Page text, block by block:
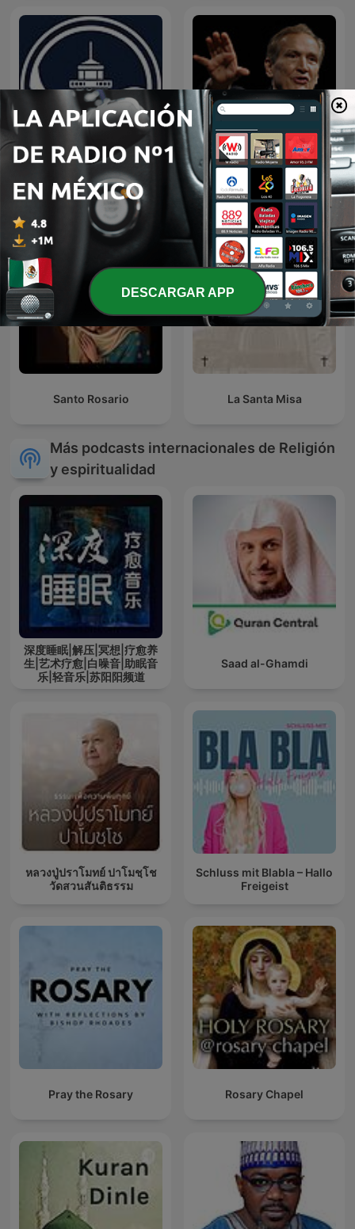
Predicaciones Cristianas
EL AMOR QUE VALE on
Oneplace.com
Santo Rosario La Santa Misa
Más podcasts internacionales de Religión
y espiritualidad
深度睡眠|解压|冥想|疗愈养
生|艺术疗愈|白噪音|助眠音
乐|轻音乐|苏阳阳频道
Saad al-Ghamdi
หลวงปู่ปราโมทย์ ปาโมชฺโช
วัดสวนสันติธรรม
Schluss mit Blabla – Hallo
Freigeist
Pray the Rosary Rosary Chapel
DESCARGAR APP